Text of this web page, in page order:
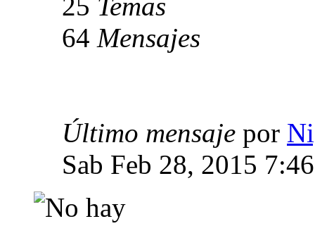
64 Mensajes
Último mensaje por
Sab Feb 28, 2015